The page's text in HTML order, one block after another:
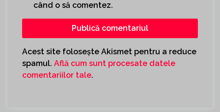
când o să comentez.
Acest site folosește Akismet pentru a reduce
spamul. Află cum sunt procesate datele
comentariilor tale.